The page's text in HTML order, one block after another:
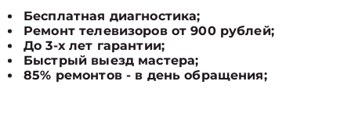
Бесплатная диагностика;
Ремонт телевизоров от 900 рублей;
До 3-х лет гарантии;
Быстрый выезд мастера;
85% ремонтов - в день обращения;